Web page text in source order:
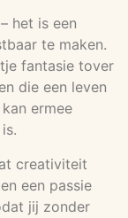
het is een
te maken.
fantasie tover
die een leven
ermee
creativiteit
een passie
jij zonder